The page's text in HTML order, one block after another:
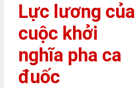
Lực lương của
cuộc khởi
nghĩa pha ca
đuốc